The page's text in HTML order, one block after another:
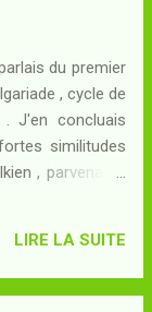
les prêtres
géants du
le succès du
lui livrent.
aventure est le
extraordinaire
Atlantide...
du premier
, cycle de
. J'en concluais
similitudes
, parvenait à
et la trace
dans mon
LIRE LA SUITE